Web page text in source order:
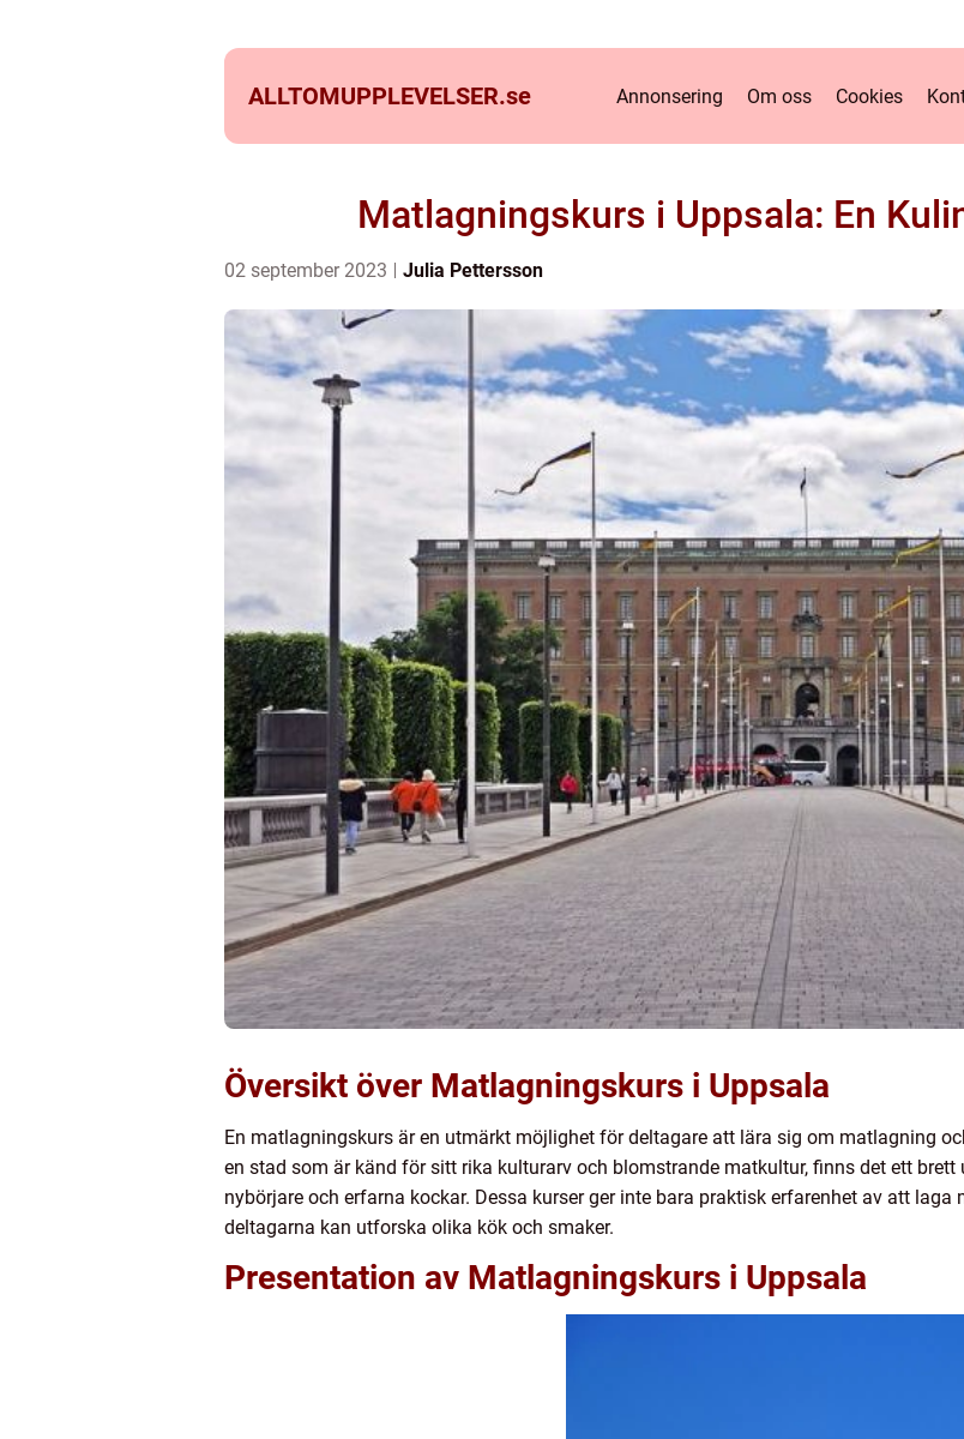
ALLTOMUPPLEVELSER.se Annonsering Om oss Cookies
Matlagningskurs i Uppsala: En
02 september 2023 Julia Pettersson
Översikt över Matlagningskurs i Uppsala
En matlagningskurs är en utmärkt möjlighet för deltagare att lära sig om matlagning
en stad som är känd för sitt rika kulturarv och blomstrande matkultur, finns det ett
nybörjare och erfarna kockar. Dessa kurser ger inte bara praktisk erfarenhet av att
deltagarna kan utforska olika kök och smaker.
Presentation av Matlagningskurs i Uppsala